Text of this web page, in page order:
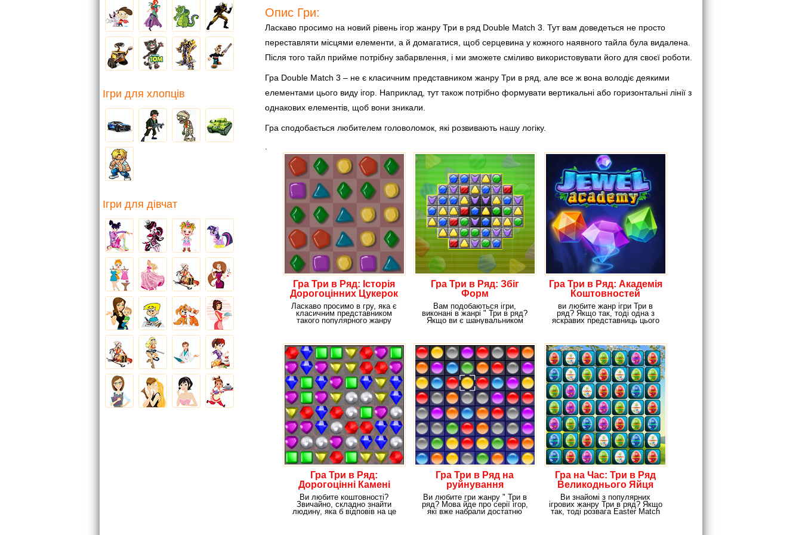
Опис Гри:
Ласкаво просимо на новий рівень ігор жанру Три в ряд Double Match 3. Тут вам доведеться не просто
переставляти місцями елементи, а й домагатися, щоб серцевина у кожного наявного тайла була видалена.
Після того тайл прийме потрібну забарвлення, і ми зможете сміливо використовувати його для своєї роботи.
Гра Double Match 3 – не є класичним представником жанру Три в ряд, але все ж вона володіє деякими
елементами цього виду ігор. Наприклад, тут також потрібно формувати вертикальні або горизонтальні лінії з
однакових елементів, щоб вони зникали.
Гра сподобається любителем головоломок, які розвивають нашу логіку.
Гра Три в Ряд: Історія
Дорогоцінних Цукерок
Ласкаво просимо в гру, яка є
класичним представником
такого популярного жанру
Гра Три в Ряд: Збіг
Форм
Вам подобаються ігри,
виконані в жанрі " Три в ряд?
Якщо ви є шанувальником
Гра Три в Ряд: Академія
Коштовностей
ви любите жанр ігри Три в
ряд? Якщо так, тоді одна з
яскравих представниць цього
Гра Три в Ряд:
Дорогоцінні Камені
Ви любите коштовності?
Звичайно, складно знайти
людину, яка б відповів на це
Гра Три в Ряд на
руйнування
Ви любите гри жанру " Три в
ряд? Мова йде про серії ігор,
які вже набрали достатню
Гра на Час: Три в Ряд
Великоднього Яйця
Ви знайомі з популярних
ігрових жанру Три в ряд? Якщо
так, тоді розвага Easter Match
Ігри для хлопців
Ігри для дівчат